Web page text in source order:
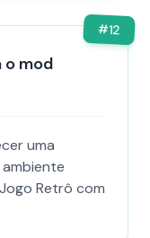
#12
o mod
uma
Retrô com